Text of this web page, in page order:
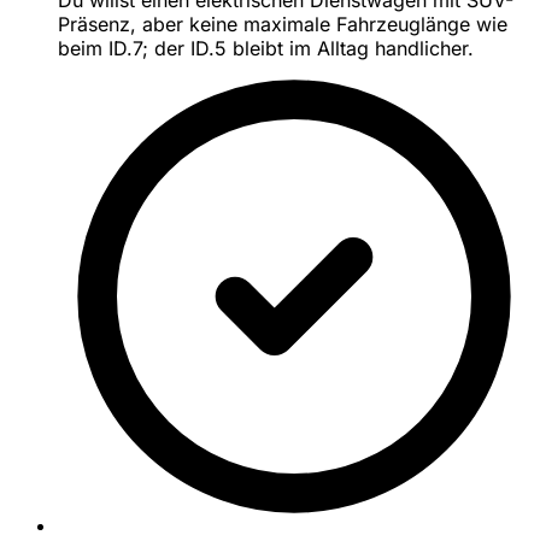
Präsenz, aber keine maximale Fahrzeuglänge wie
beim ID.7; der ID.5 bleibt im Alltag handlicher.